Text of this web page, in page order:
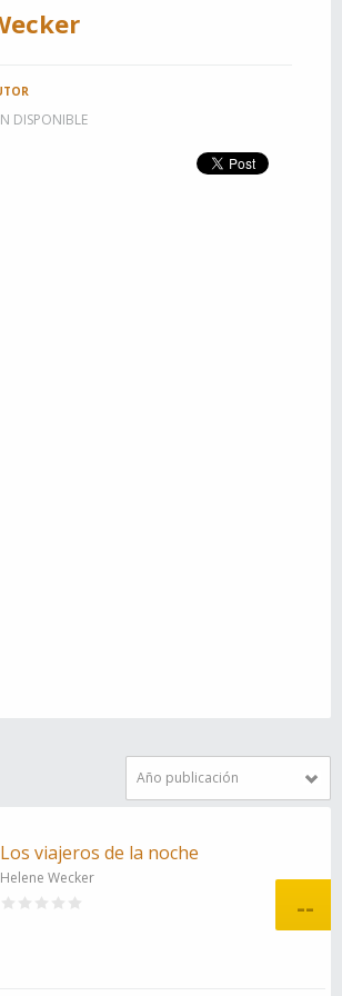
DISPONIBLE
Año publicación
Los viajeros de la noche
Helene Wecker
--